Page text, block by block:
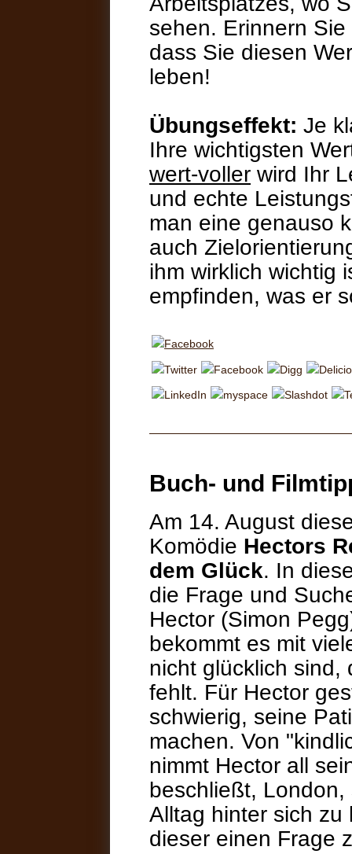
sehen. Erinnern
dass Sie diesen
leben!
Übungseffekt: Je
Ihre wichtigsten
wert-voller wird Ihr
und echte
man eine genauso
auch
ihm wirklich wichtig
empfinden, was er
Buch- und
Am 14. August
Komödie Hectors
dem Glück. In
die Frage und
Hector (Simon
bekommt es mit
nicht glücklich sind,
fehlt. Für Hector
schwierig, seine
machen. Von
nimmt Hector all
beschließt,
Alltag hinter sich zu
dieser einen Frage